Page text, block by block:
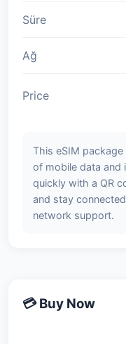
Süre
Ağ
Price
This eSIM
of mobile data and
quickly with a QR
and stay
network support.
💳 Buy Now